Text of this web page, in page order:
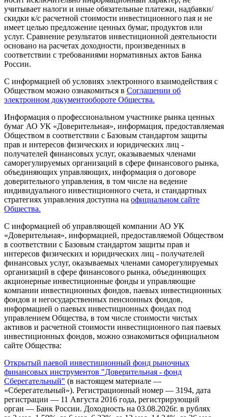
учитывает налоги и иные обязательные платежи, надбавки/
скидки к/с расчетной стоимости инвестиционного пая и не
имеет целью предложение ценных бумаг, продуктов или
услуг. Сравнение результатов инвестиционной деятельности
основано на расчетах доходности, произведенных в
соответствии с требованиями нормативных актов Банка
России.
С информацией об условиях электронного взаимодействия с
Обществом можно ознакомиться в Соглашении об
электронном документообороте Общества.
Информация о профессиональном участнике рынка ценных
бумаг АО УК «Доверительная», информация, предоставляемая
Обществом в соответствии с Базовым стандартом защиты
прав и интересов физических и юридических лиц -
получателей финансовых услуг, оказываемых членами
саморегулируемых организаций в сфере финансового рынка,
объединяющих управляющих, информация о договоре
доверительного управления, в том числе на ведение
индивидуального инвестиционного счета, и стандартных
стратегиях управления доступна на официальном сайте
Общества.
С информацией об управляющей компании АО УК
«Доверительная», информацией, предоставляемой Обществом
в соответствии с Базовым стандартом защиты прав и
интересов физических и юридических лиц - получателей
финансовых услуг, оказываемых членами саморегулируемых
организаций в сфере финансового рынка, объединяющих
акционерные инвестиционные фонды и управляющие
компании инвестиционных фондов, паевых инвестиционных
фондов и негосударственных пенсионных фондов,
информацией о паевых инвестиционных фондах под
управлением Общества, в том числе стоимости чистых
активов и расчетной стоимости инвестиционного пая паевых
инвестиционных фондов, можно ознакомиться официальном
сайте Общества:
Открытый паевой инвестиционный фонд рыночных
финансовых инструментов "Доверительная - фонд
Сберегательный" (в настоящем материале —
«Сберегательный»). Регистрационный номер — 3194, дата
регистрации — 11 Августа 2016 года, регистрирующий
орган — Банк России. Доходность на 03.08.2026г. в рублях